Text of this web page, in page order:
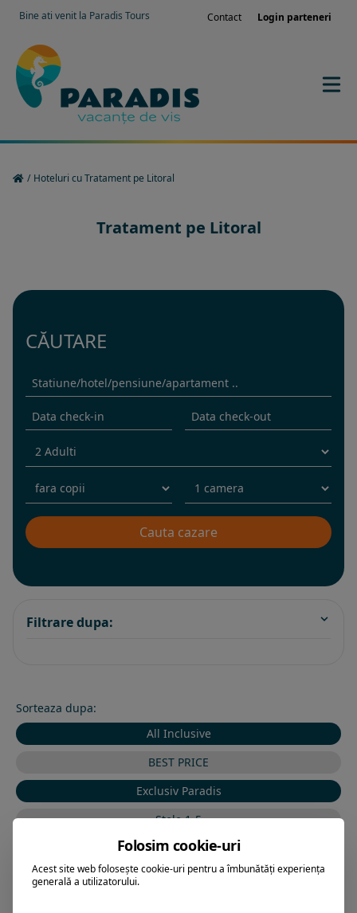
Bine ati venit la Paradis Tours Contact Login parteneri
/ Hoteluri cu Tratament pe Litoral
Tratament pe Litoral
CĂUTARE
Filtrare dupa:
Sorteaza dupa:
All Inclusive
BEST PRICE
Exclusiv Paradis
Stele 1-5
Stele 5-1
Folosim cookie-uri
Acest site web folosește cookie-uri pentru a îmbunătăți experiența
generală a utilizatorului.